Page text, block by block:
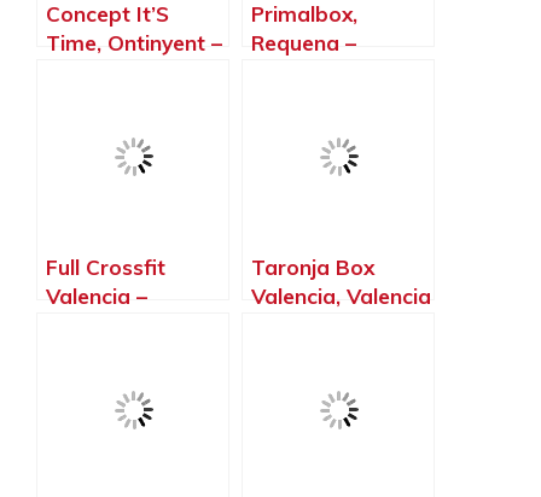
Concept It’S
Time, Ontinyent –
Primalbox,
Requena –
Full Crossfit
Valencia –
Taronja Box
Valencia, Valencia